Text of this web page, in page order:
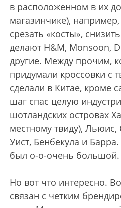
в расположенном в их
магазинчике),
срезать «косты»,
делают H&M, Monsoon,
другие. Между прочим,
придумали кроссовки с
сделали в Китае, кроме
шаг спас целую
шотландских островах
местному твиду),
Уист, Бенбекула и
был о-о-очень большой.
Но вот что интересно.
связан с четким